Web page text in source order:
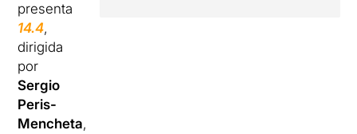
presenta
14.4,
dirigida
por
Sergio
Peris-
Mencheta,